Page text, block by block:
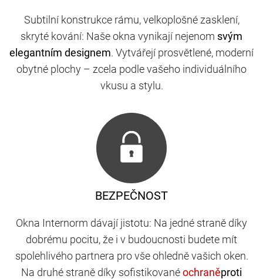
Subtilní konstrukce rámu, velkoplošné zasklení,
skryté kování: Naše okna vynikají nejenom svým
elegantním designem. Vytvářejí prosvětlené, moderní
obytné plochy – zcela podle vašeho individuálního
vkusu a stylu.
BEZPEČNOST
Okna Internorm dávají jistotu: Na jedné straně díky
dobrému pocitu, že i v budoucnosti budete mít
spolehlivého partnera pro vše ohledně vašich oken.
Na druhé straně díky sofistikované
proti